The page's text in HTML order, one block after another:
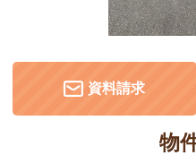
資料請求
物